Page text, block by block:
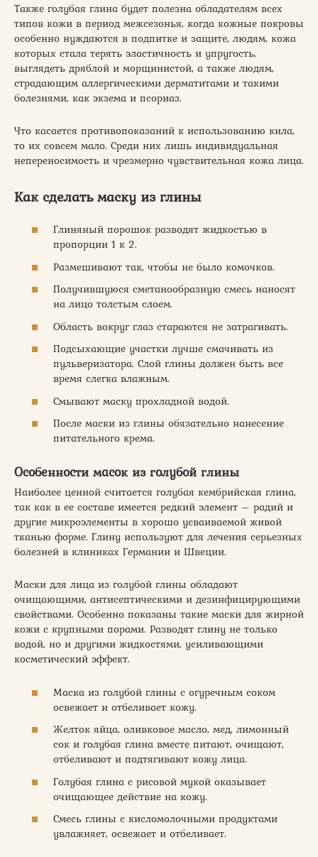
Также голубая глина будет полезна обладателям всех
типов кожи в период межсезонья, когда кожные покровы
особенно нуждаются в подпитке и защите, людям, кожа
которых стала терять эластичность и упругость,
выглядеть дряблой и морщинистой, а также людям,
страдающим аллергическими дерматитами и такими
болезнями, как экзема и псориаз.
Что касается противопоказаний к использованию кила,
то их совсем мало. Среди них лишь индивидуальная
непереносимость и чрезмерно чувствительная кожа лица.
Как сделать маску из глины
Глиняный порошок разводят жидкостью в
пропорции 1 к 2.
Размешивают так, чтобы не было комочков.
Получившуюся сметанообразную смесь наносят
на лицо толстым слоем.
Область вокруг глаз стараются не затрагивать.
Подсыхающие участки лучше смачивать из
пульверизатора. Слой глины должен быть все
время слегка влажным.
Смывают маску прохладной водой.
После маски из глины обязательно нанесение
питательного крема.
Особенности масок из голубой глины
Наиболее ценной считается голубая кембрийская глина,
так как в ее составе имеется редкий элемент – радий и
другие микроэлементы в хорошо усваиваемой живой
тканью форме. Глину используют для лечения серьезных
болезней в клиниках Германии и Швеции.
Маски для лица из голубой глины обладают
очищающими, антисептическими и дезинфицирующими
свойствами. Особенно показаны такие маски для жирной
кожи с крупными порами. Разводят глину не только
водой, но и другими жидкостями, усиливающими
косметический эффект.
Маска из голубой глины с огуречным соком
освежает и отбеливает кожу.
Желток яйца, оливковое масло, мед, лимонный
сок и голубая глина вместе питают, очищают,
отбеливают и подтягивают кожу лица.
Голубая глина с рисовой мукой оказывает
очищающее действие на кожу.
Смесь глины с кисломолочными продуктами
увлажняет, освежает и отбеливает.